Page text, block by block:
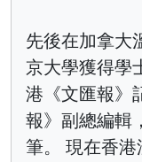
先後在加拿大
京大學獲得學
港《文匯報》
報》副總編輯
筆。 現在香